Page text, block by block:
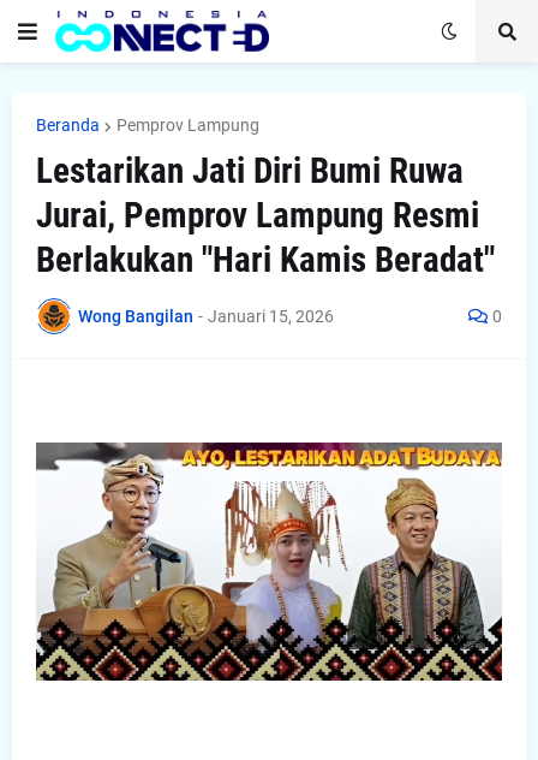
Beranda Pemprov Lampung
Lestarikan Jati Diri Bumi Ruwa
Jurai, Pemprov Lampung Resmi
Berlakukan "Hari Kamis Beradat"
Wong Bangilan - Januari 15, 2026 0